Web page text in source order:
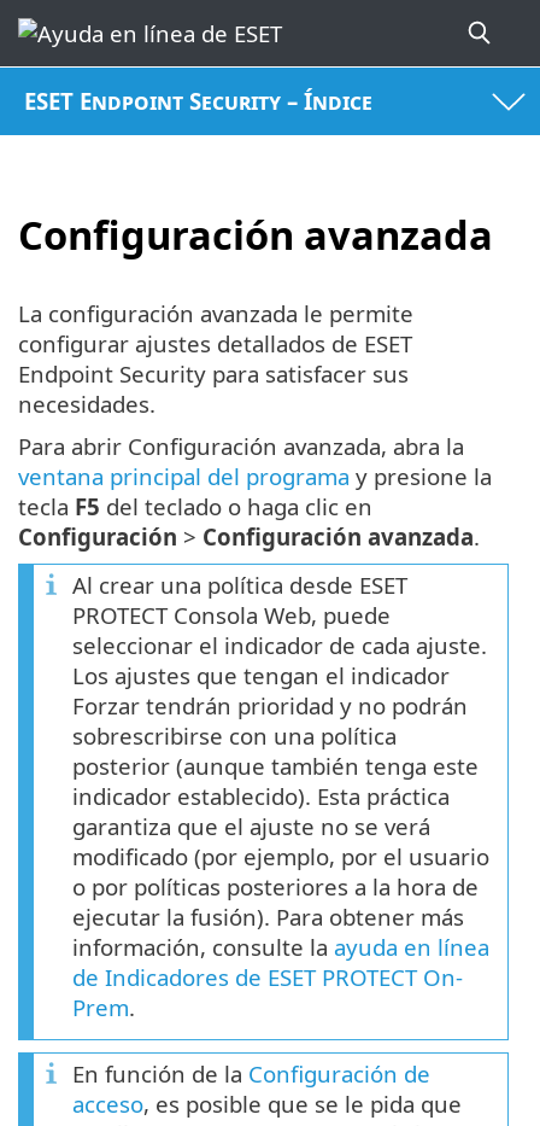
ESET Endpoint Security – Índice
Configuración avanzada
La configuración avanzada le permite
configurar ajustes detallados de ESET
Endpoint Security para satisfacer sus
necesidades.
Para abrir Configuración avanzada, abra la
ventana principal del programa y presione la
tecla F5 del teclado o haga clic en
Configuración > Configuración avanzada.
Al crear una política desde ESET
PROTECT Consola Web, puede
seleccionar el indicador de cada ajuste.
Los ajustes que tengan el indicador
Forzar tendrán prioridad y no podrán
sobrescribirse con una política
posterior (aunque también tenga este
indicador establecido). Esta práctica
garantiza que el ajuste no se verá
modificado (por ejemplo, por el usuario
o por políticas posteriores a la hora de
ejecutar la fusión). Para obtener más
información, consulte la ayuda en línea
de Indicadores de ESET PROTECT On-
Prem.
En función de la Configuración de
acceso, es posible que se le pida que